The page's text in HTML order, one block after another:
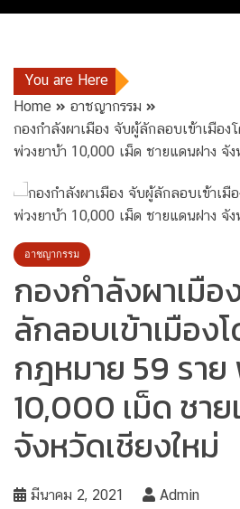
You are Here
Home
อาชญากรรม
กองกำลังผาเมือง จับผู้ลักลอบเข้าเมือง
พ่วงยาบ้า 10,000 เม็ด ชายแดนฝาง จั
อาชญากรรม
กองกำลังผาเมือ
ลักลอบเข้าเมือง
กฎหมาย 59 ราย
10,000 เม็ด ชา
จังหวัดเชียงใหม่
มีนาคม 2, 2021 Admin